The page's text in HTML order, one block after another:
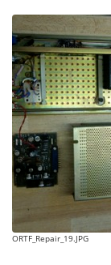
ORTF_Repair_19.JPG